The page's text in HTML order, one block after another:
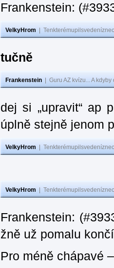
Frankenstein:
VelkyHrom
tučně
Frankenstein Guru AZ kvízu... A
dej si „upravit“ ap
úplně stejně jenom
VelkyHrom
VelkyHrom
Frankenstein:
žně už pomalu
Pro méně chápavé